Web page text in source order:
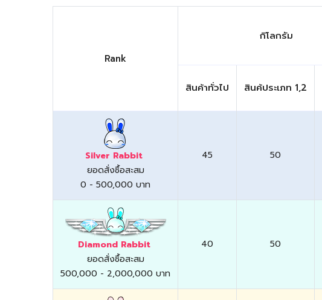
Rank
กิโลกรัม
สินค้าทั่วไป สินค้ประเภท 1,2
Silver Rabbit
ยอดสั่งซื้อสะสม
0 - 500,000 บาท
45 50
Diamond Rabbit
ยอดสั่งซื้อสะสม
500,000 - 2,000,000 บาท
40 50